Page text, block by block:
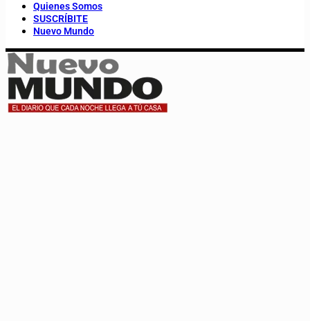
Quienes Somos
SUSCRÍBITE
Nuevo Mundo